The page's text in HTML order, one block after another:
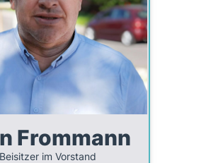
Frommann
Beisitzer im Vorstand